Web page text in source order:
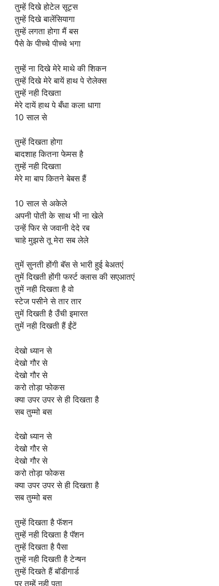
तुम्हें दिखे होटेल सूट्स
तुम्हें दिखे बालेंसियागा
तुम्हें लगता होगा मैं बस
पैसे के पीच्चे पीच्चे भगा
तुम्हें ना दिखे मेरे माथे की शिकन
तुम्हें दिखे मेरे बायें हाथ पे रोलेक्स
तुम्हें नही दिखता
मेरे दायें हाथ पे बँधा कला धागा
10 साल से
तुम्हें दिखता होगा
बादशाह कितना फेमस है
तुम्हें नही दिखता
मेरे मा बाप कितने बेबस हैं
10 साल से अकेले
अपनी पोती के साथ भी ना खेले
उन्हें फिर से जवानी देदे रब
चाहे मुझसे तू मेरा सब लेले
तुमें सुनती होंगी बॅस से भारी हुई बेअतएं
तुमें दिखती होंगी फर्स्ट क्लास की सएआतएं
तुमें नही दिखता है वो
स्टेज पसीने से तार तार
तुमें दिखती है उँची इमारत
तुमें नही दिखती हैं ईंटें
देखो ध्यान से
देखो गौर से
देखो गौर से
करो तोड़ा फोकस
क्या उपर उपर से ही दिखता है
सब तुम्मो बस
देखो ध्यान से
देखो गौर से
देखो गौर से
करो तोड़ा फोकस
क्या उपर उपर से ही दिखता है
सब तुम्मो बस
तुम्हें दिखता है फॅशन
तुम्हें नही दिखता है पॅशन
तुम्हें दिखता है पैसा
तुम्हें नही दिखती है टेन्षन
तुम्हें दिखते हैं बॉडीगार्ड
पर तुम्हें नही पता